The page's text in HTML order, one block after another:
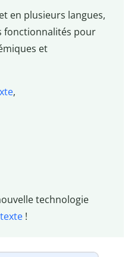
en plusieurs langues,
fonctionnalités pour
et
,
technologie
!